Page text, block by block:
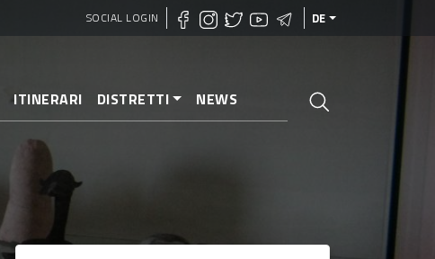
SOCIAL LOGIN DE
ITINERARI DISTRETTI NEWS